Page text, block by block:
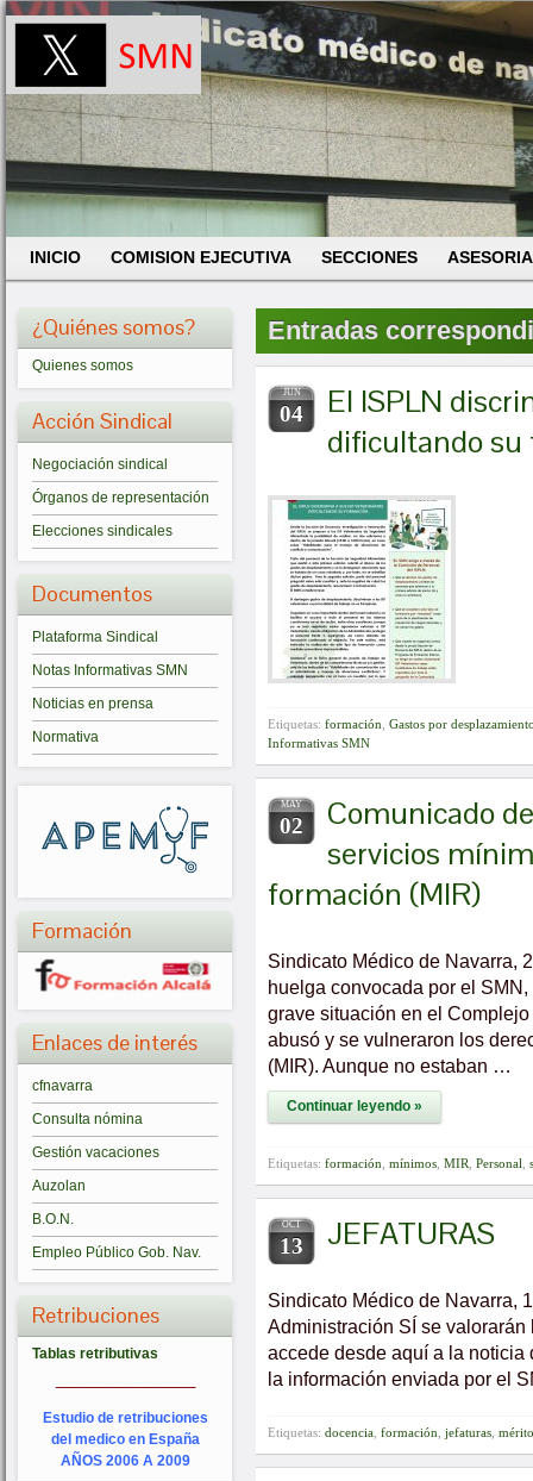
INICIO COMISION EJECUTIVA SECCIONES
¿Quiénes somos?
Quienes somos
Acción Sindical
Negociación sindical
Órganos de representación
Elecciones sindicales
Documentos
Plataforma Sindical
Notas Informativas SMN
Noticias en prensa
Normativa
Formación
Enlaces de interés
cfnavarra
Consulta nómina
Gestión vacaciones
Auzolan
B.O.N.
Empleo Público Gob. Nav.
Retribuciones
Tablas retributivas
Estudio de retribuciones
del medico en España
AÑOS 2006 A 2009
Entradas
JUN
04
El ISPLN
dificultando su
Etiquetas: formación Gastos por
Informativas SMN
MAY
02
Comunicado
servicios
formación (MIR)
Sindicato Médico de Navarra,
huelga convocada por el
grave situación en el
abusó y se vulneraron los
(MIR). Aunque no estaban …
Continuar leyendo »
Etiquetas: formación mínimos MIR Personal
OCT
13 JEFATURAS
Sindicato Médico de Navarra,
Administración SÍ se
accede desde aquí a la
la información enviada por el
Etiquetas: docencia formación jefaturas